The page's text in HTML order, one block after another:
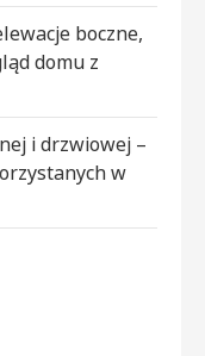
boczne,
domu z
i drzwiowej –
w